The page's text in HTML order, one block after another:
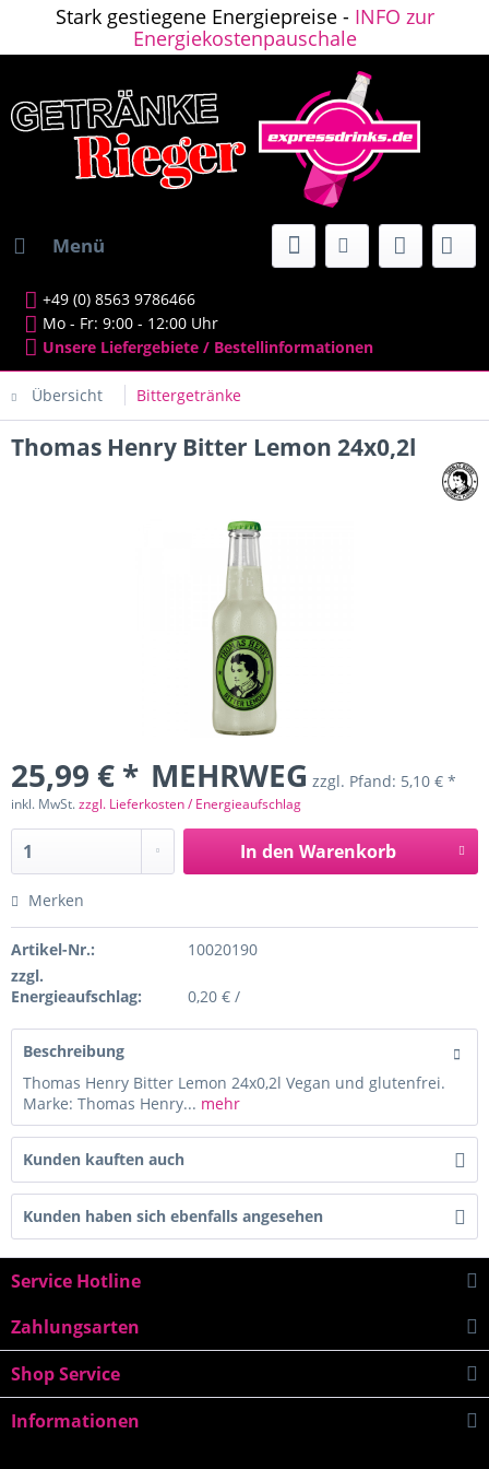
Stark gestiegene Energiepreise - INFO zur
Energiekostenpauschale
Menü
+49 (0) 8563 9786466
Mo - Fr: 9:00 - 12:00 Uhr
Unsere Liefergebiete / Bestellinformationen
Übersicht Bittergetränke
Thomas Henry Bitter Lemon 24x0,2l
25,99 € * MEHRWEG zzgl. Pfand: 5,10 € *
inkl. MwSt.zzgl. Lieferkosten / Energieaufschlag
In den Warenkorb
Merken
Artikel-Nr.:
10020190
zzgl.
Energieaufschlag:
0,20 € /
Beschreibung
Thomas Henry Bitter Lemon 24x0,2l Vegan und glutenfrei.
Marke: Thomas Henry... mehr
Kunden kauften auch
Kunden haben sich ebenfalls angesehen
Service Hotline
Zahlungsarten
Shop Service
Informationen